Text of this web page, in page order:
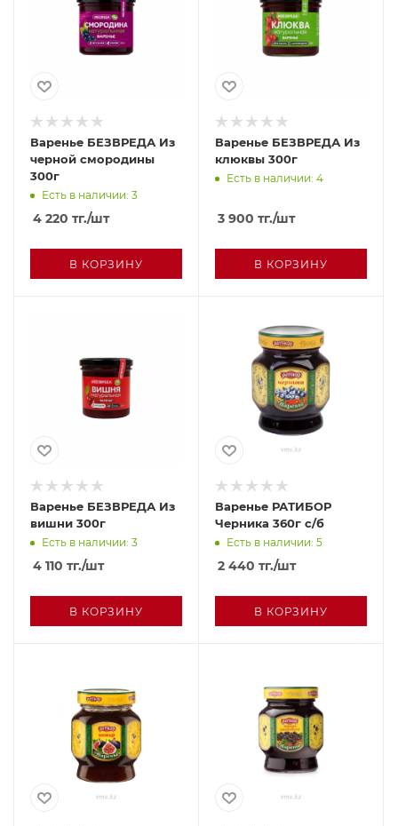
Варенье БЕЗВРЕДА Из
черной смородины
300г
Есть в наличии: 3
4 220 тг./шт
В КОРЗИНУ
Варенье БЕЗВРЕДА Из
клюквы 300г
Есть в наличии: 4
3 900 тг./шт
В КОРЗИНУ
Варенье БЕЗВРЕДА Из
вишни 300г
Есть в наличии: 3
4 110 тг./шт
В КОРЗИНУ
Варенье РАТИБОР
Черника 360г с/б
Есть в наличии: 5
2 440 тг./шт
В КОРЗИНУ